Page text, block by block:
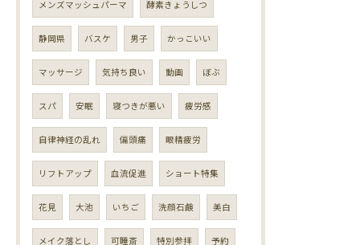
メンズマッシュパーマ 酵素きょうしつ
静岡県 バスケ 男子 かっこいい
マッサージ 気持ち良い 動画 ぼぶ
スパ 安眠 寝つきが悪い 疲労感
自律神経の乱れ 偏頭痛 眼精疲労
リフトアップ 血流促進 ショート特集
花見 大池 いちご 洗顔石鹸 美白
メイク落とし 可睡斎 特別参拝 予約